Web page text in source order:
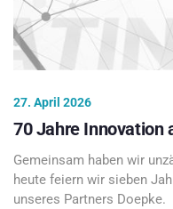
27. April 2026
70 Jahre Innovation
Gemeinsam haben wir
heute feiern wir sieben
unseres Partners Doepke.